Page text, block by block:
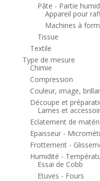
Pâte - Partie
Appareil pour
Machines à
Tissue
Textile
Type de mesure
Chimie
Compression
Couleur, image,
Découpe et
Lames et
Eclatement de
Epaisseur -
Frottement -
Humidité -
Essai de Cobb
Etuves - Fours